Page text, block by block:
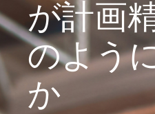
が計画
のよう
か